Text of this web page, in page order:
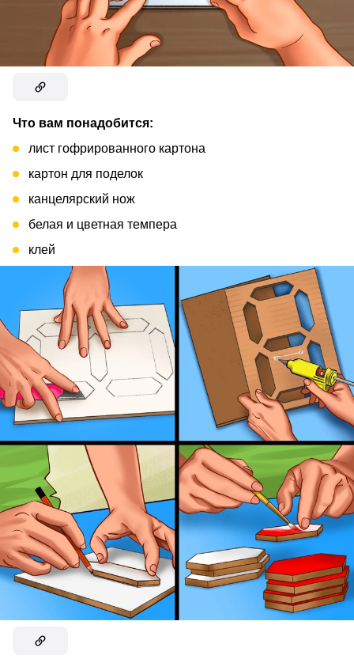
Что вам понадобится:
лист гофрированного картона
картон для поделок
канцелярский нож
белая и цветная темпера
клей